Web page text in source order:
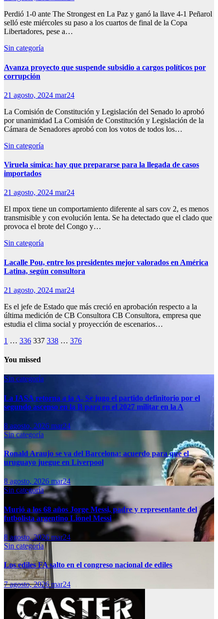
Perdió 1-0 ante The Strongest en La Paz y ganó la llave 4-1 Peñarol
selló este miércoles su paso a los cuartos de final de la Copa
Libertadores, pese a…
Sin categoría
Avanza proyecto que suspende subsidio a cargos políticos por
corrupción
21 agosto, 2024 mar24
La Comisión de Constitución y Legislación del Senado lo aprobó
por unanimidad La Comisión de Constitución y Legislación de la
Cámara de Senadores aprobó con los votos de todos los…
Sin categoría
Viruela símica: hay que prepararse para la llegada de casos
importados
21 agosto, 2024 mar24
El mpox tiene un comportamiento diferente al sars cov 2, es menos
transmisible y con evolución lenta. Se ha detectado que el clado que
provoca el brote del Congo y…
Sin categoría
Lacalle Pou, entre los presidentes mejor valorados en América
Latina, según consultora
21 agosto, 2024 mar24
Es el jefe de Estado que más creció en aprobación respecto a la
última medición de CB Consultora CB Consultora, empresa que
estudia el clima social y proyección de escenarios…
Paginación
de
1 … 336 337 338 … 376
You missed
Sin categoría
La IASA retorna a la A. Se jugo el partido definitorio por el
segundo ascenso en la B para en el 2027 militar en la A
8 agosto, 2026 mar24
Sin categoría
Ronald Araujo se va del Barcelona: acuerdo para que el
uruguayo juegue en Liverpool
8 agosto, 2026 mar24
Sin categoría
Murió a los 68 años Jorge Messi, padre y representante del
futbolista argentino Lionel Messi
8 agosto, 2026mar24
Sin categoría
Los ediles FA salto en el congreso nacional de ediles
7 agosto, 2026mar24